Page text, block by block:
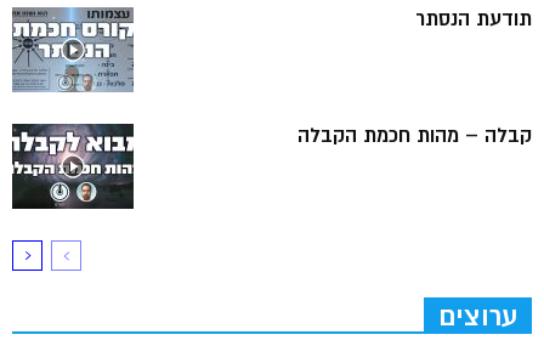
תודעת הנסתר
קבלה – מהות חכמת הקבלה
ערוצים